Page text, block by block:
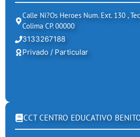
Calle Ni?os Heroes Num. Ext. 130 ,
Colima CP. 00000
3133267188
Privado / Particular
CCT CENTRO EDUCATIVO